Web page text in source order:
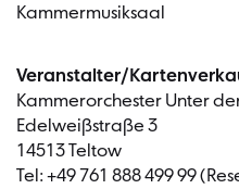
Kammermusiksaal
Veranstalter/
Kammerorchester Unter
Edelweißstraße 3
14513 Teltow
Tel: +49 761 888 499 99